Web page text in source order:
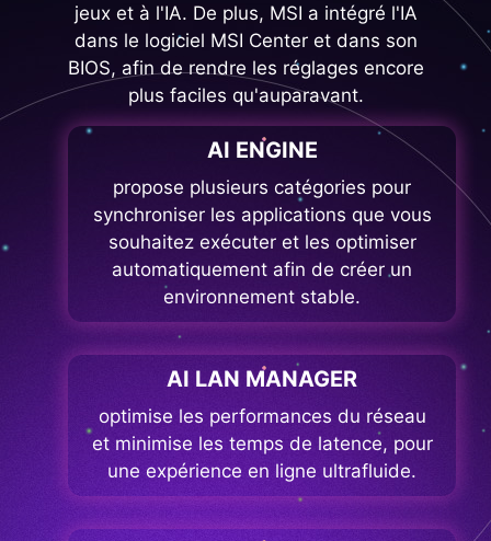
jeux et à l'IA. De plus, MSI a intégré l'IA
dans le logiciel MSI Center et dans son
BIOS, afin de rendre les réglages encore
plus faciles qu'auparavant.
AI ENGINE
propose plusieurs catégories pour
synchroniser les applications que vous
souhaitez exécuter et les optimiser
automatiquement afin de créer un
environnement stable.
AI LAN MANAGER
optimise les performances du réseau
et minimise les temps de latence, pour
une expérience en ligne ultrafluide.